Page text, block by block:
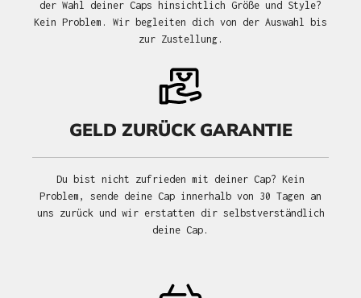
der Wahl deiner Caps hinsichtlich Größe und Style?
Kein Problem. Wir begleiten dich von der Auswahl bis
zur Zustellung.
GELD ZURÜCK GARANTIE
Du bist nicht zufrieden mit deiner Cap? Kein
Problem, sende deine Cap innerhalb von 30 Tagen an
uns zurück und wir erstatten dir selbstverständlich
deine Cap.